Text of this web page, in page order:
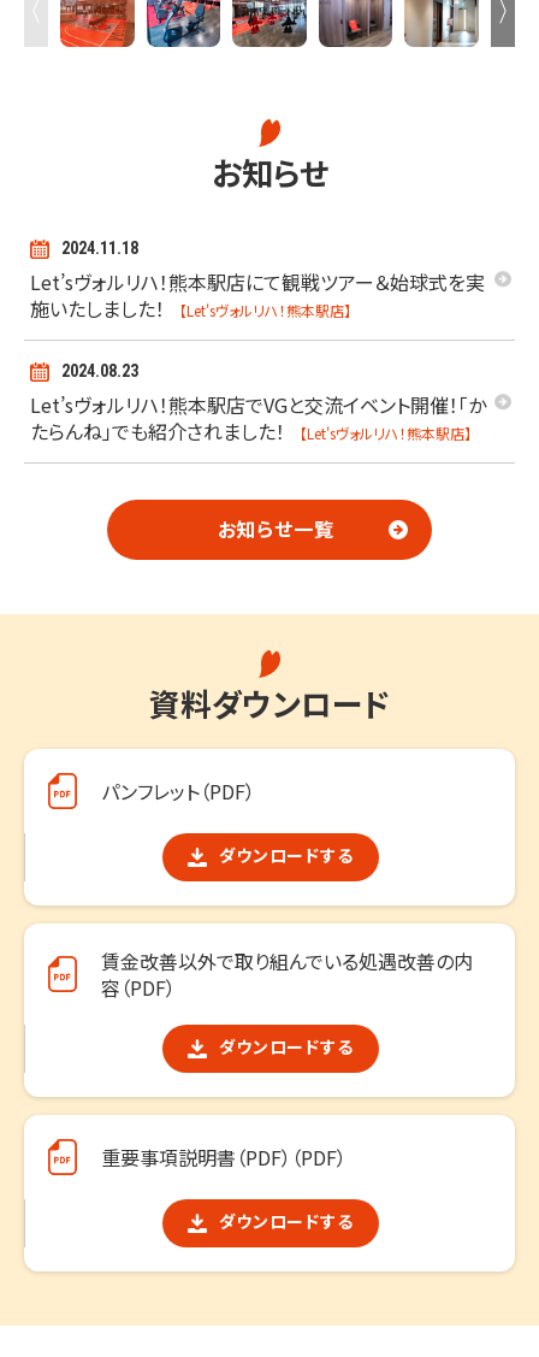
お知らせ
2024.11.18
Let’sヴォルリハ！熊本駅店にて観戦ツアー＆始球式を実
施いたしました！
【Let'sヴォルリハ！熊本駅店】
2024.08.23
Let’sヴォルリハ！熊本駅店でVGと交流イベント開催！「か
たらんね」でも紹介されました！
【Let'sヴォルリハ！熊本駅店】
お知らせ一覧
資料ダウンロード
パンフレット（PDF）
ダウンロードする
賃金改善以外で取り組んでいる処遇改善の内
容（PDF）
ダウンロードする
重要事項説明書（PDF）（PDF）
ダウンロードする